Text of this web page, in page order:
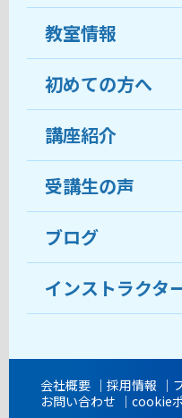
教室情報
教室について
受講生の声
おすすめ・人
目的から講座を
教室ブログ
初めての方へ
ココがおすすめ
料金
受講までの流れ
よくあるご質問
講座紹介
受講生の声
ブログ
インストラクタ
会社概要 採用情報
お問い合わせ
cookie